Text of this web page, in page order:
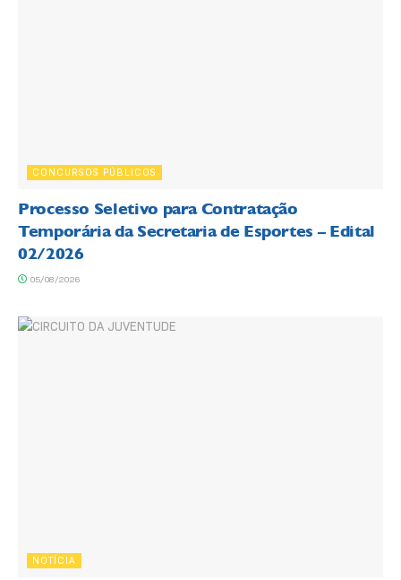
CONCURSOS PÚBLICOS
Processo Seletivo para Contratação
Temporária da Secretaria de Esportes – Edital
02/2026
05/08/2026
NOTÍCIA